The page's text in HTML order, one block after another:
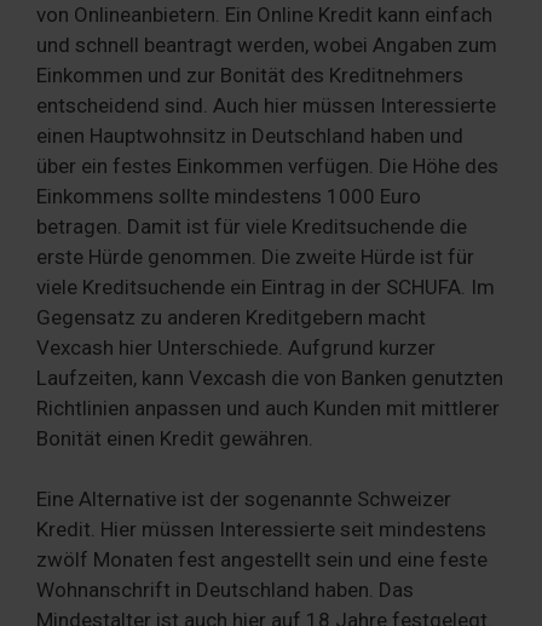
von Onlineanbietern. Ein Online Kredit kann einfach
und schnell beantragt werden, wobei Angaben zum
Einkommen und zur Bonität des Kreditnehmers
entscheidend sind. Auch hier müssen Interessierte
einen Hauptwohnsitz in Deutschland haben und
über ein festes Einkommen verfügen. Die Höhe des
Einkommens sollte mindestens 1000 Euro
betragen. Damit ist für viele Kreditsuchende die
erste Hürde genommen. Die zweite Hürde ist für
viele Kreditsuchende ein Eintrag in der SCHUFA. Im
Gegensatz zu anderen Kreditgebern macht
Vexcash hier Unterschiede. Aufgrund kurzer
Laufzeiten, kann Vexcash die von Banken genutzten
Richtlinien anpassen und auch Kunden mit mittlerer
Bonität einen Kredit gewähren.
Eine Alternative ist der sogenannte Schweizer
Kredit. Hier müssen Interessierte seit mindestens
zwölf Monaten fest angestellt sein und eine feste
Wohnanschrift in Deutschland haben. Das
Mindestalter ist auch hier auf 18 Jahre festgelegt.